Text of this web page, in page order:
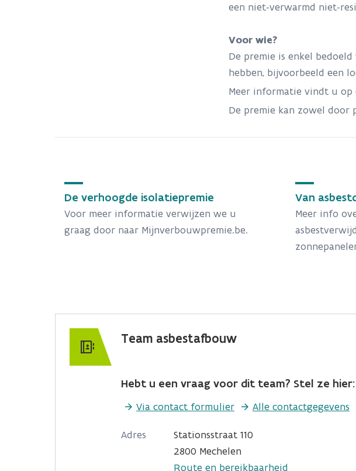
een niet-verwarmd niet-
Voor wie?
De premie is enkel
hebben, bijvoorbeeld een
Meer informatie vindt u op
De premie kan zowel door
De verhoogde isolatiepremie
Voor meer informatie verwijzen we u
graag door naar Mijnverbouwpremie.be.
Van
Meer info
Team asbestafbouw
Hebt u een vraag voor dit team? Stel ze hier:
Via contact formulier Alle contactgegevens
Adres
Stationsstraat 110
2800 Mechelen
Route en bereikbaarheid